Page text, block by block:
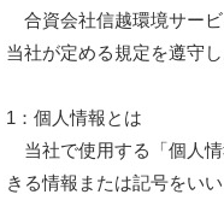
合資会社信越環境サー
当社が定める規定を遵守
1：個人情報とは
当社で使用する「個人
きる情報または記号をいい